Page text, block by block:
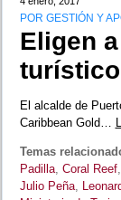
POR GESTIÓN Y
Eligen
turístico
El alcalde de
Caribbean Gold…
Temas
Padilla, Coral Reef,
Julio Peña,